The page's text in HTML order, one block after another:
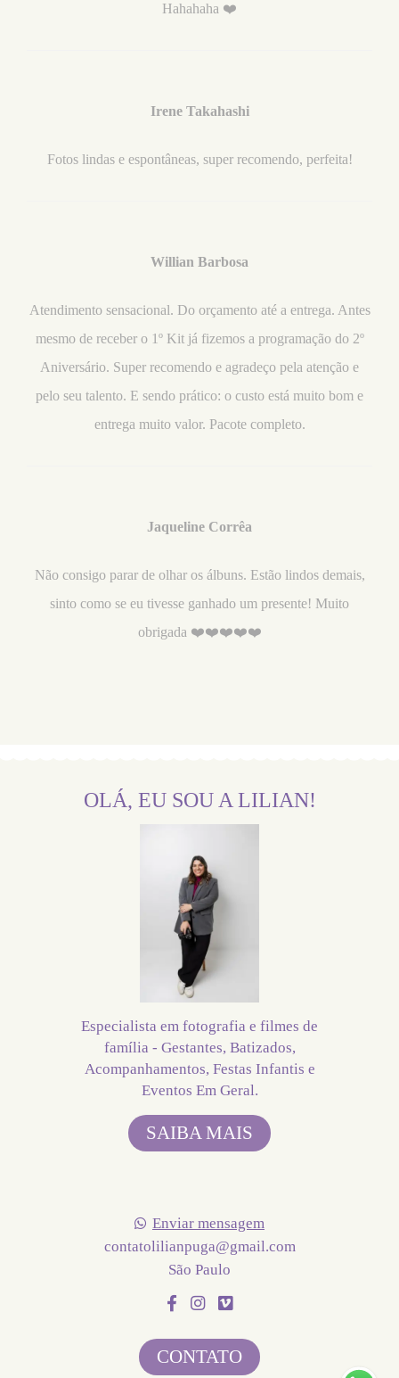
Hahahaha ❤️
Fotos lindas e espontâneas, super recomendo, perfeita!
Irene Takahashi
Atendimento sensacional. Do orçamento até a entrega. Antes
mesmo de receber o 1º Kit já fizemos a programação do 2º
Aniversário. Super recomendo e agradeço pela atenção e
pelo seu talento. E sendo prático: o custo está muito bom e
entrega muito valor. Pacote completo.
Willian Barbosa
Não consigo parar de olhar os álbuns. Estão lindos demais,
sinto como se eu tivesse ganhado um presente! Muito
obrigada ❤️❤️❤️❤️❤️
Jaqueline Corrêa
OLÁ, EU SOU A LILIAN!
Especialista em fotografia e filmes de
família - Gestantes, Batizados,
Acompanhamentos, Festas Infantis e
Eventos Em Geral.
SAIBA MAIS
Enviar mensagem
contatolilianpuga@gmail.com
São Paulo
CONTATO